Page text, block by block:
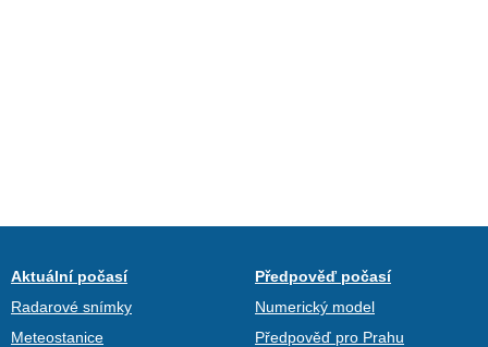
Aktuální počasí
Radarové snímky
Meteostanice
Předpověď počasí
Numerický model
Předpověď pro Prahu